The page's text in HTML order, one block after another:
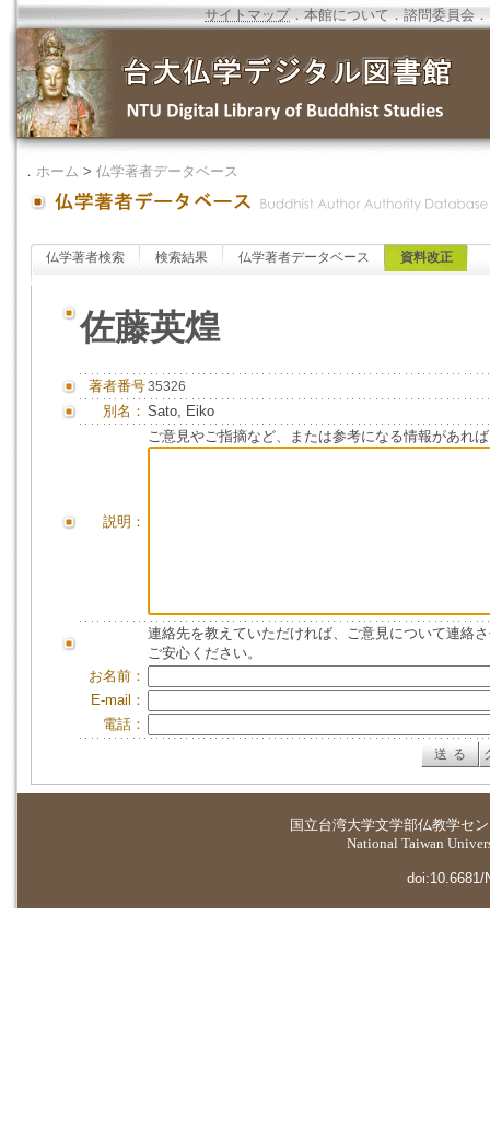
サイトマップ．本館について ．諮問委員会 ．
． ホーム > 仏学著者データベース
仏学著者検索 検索結果 仏学著者データベース 資料改正
佐藤英煌
著者番号35326
別名： Sato, Eiko
説明：
ご意見やご指摘など、または参考になる情報があれ
連絡先を教えていただければ、ご意見について連絡
ご安心ください。
お名前：
E-mail：
電話：
国立台湾大学文学部仏教学セ
National Taiwan
doi:10.6681/